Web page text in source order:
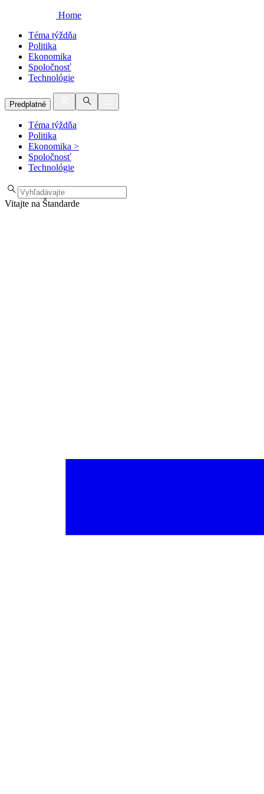
Home
Téma týždňa
Politika
Ekonomika
Spoločnosť
Technológie
Predplatné
Téma týždňa
Politika
Ekonomika >
Spoločnosť
Technológie
Vitajte na Štandarde